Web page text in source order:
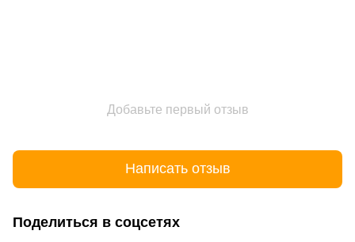
Добавьте первый отзыв
Написать отзыв
Поделиться в соцсетях